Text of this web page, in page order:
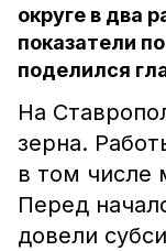
округе в два
показатели
поделился
На
зерна.
в том числе
Перед
довели